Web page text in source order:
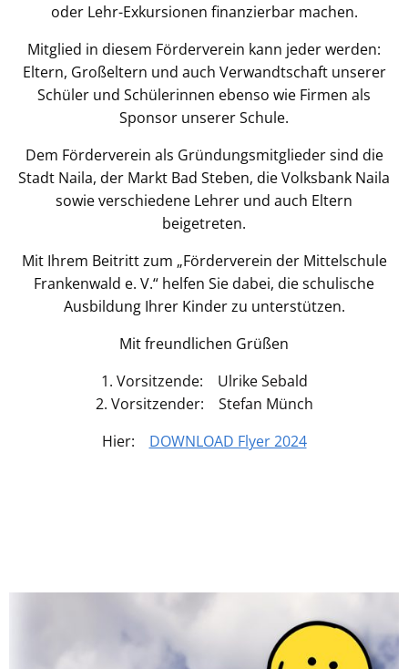
oder Lehr-Exkursionen finanzierbar machen.
Mitglied in diesem Förderverein kann jeder werden:
Eltern, Großeltern und auch Verwandtschaft unserer
Schüler und Schülerinnen ebenso wie Firmen als
Sponsor unserer Schule.
Dem Förderverein als Gründungsmitglieder sind die
Stadt Naila, der Markt Bad Steben, die Volksbank Naila
sowie verschiedene Lehrer und auch Eltern
beigetreten.
Mit Ihrem Beitritt zum „Förderverein der Mittelschule
Frankenwald e. V.“ helfen Sie dabei, die schulische
Ausbildung Ihrer Kinder zu unterstützen.
Mit freundlichen Grüßen
1. Vorsitzende: Ulrike Sebald
2. Vorsitzender: Stefan Münch
Hier: DOWNLOAD Flyer 2024